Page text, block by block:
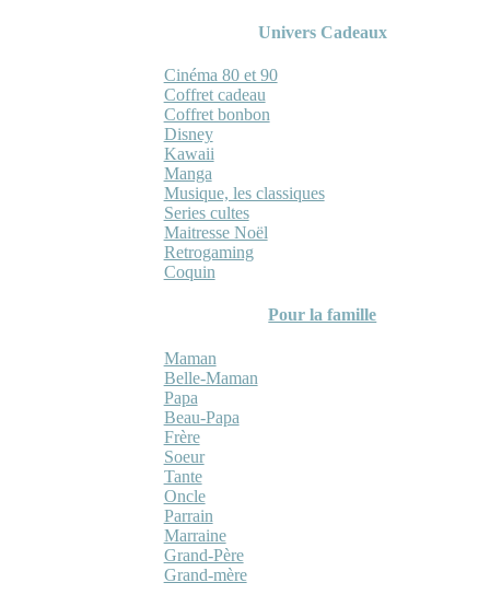
Univers Cadeaux
Cinéma 80 et 90
Coffret cadeau
Coffret bonbon
Disney
Kawaii
Manga
Musique, les classiques
Series cultes
Maitresse Noël
Retrogaming
Coquin
Pour la famille
Maman
Belle-Maman
Papa
Beau-Papa
Frère
Soeur
Tante
Oncle
Parrain
Marraine
Grand-Père
Grand-mère